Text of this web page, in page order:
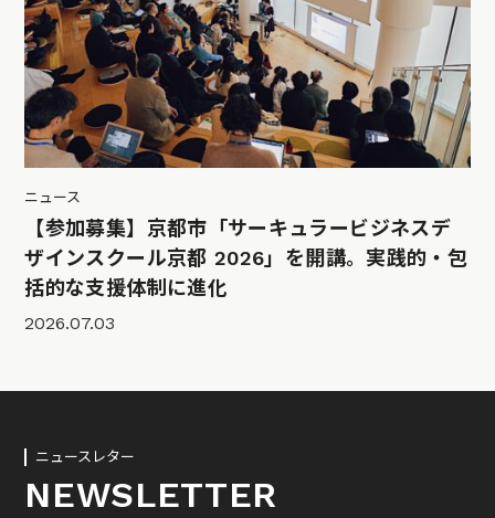
ニュース
【参加募集】京都市「サーキュラービジネスデ
ザインスクール京都 2026」を開講。実践的・包
括的な支援体制に進化
2026.07.03
ニュースレター
NEWSLETTER